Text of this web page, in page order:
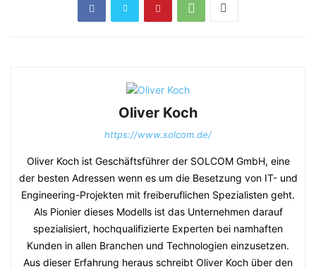
Oliver Koch
https://www.solcom.de/
Oliver Koch ist Geschäftsführer der SOLCOM GmbH, eine
der besten Adressen wenn es um die Besetzung von IT- und
Engineering-Projekten mit freiberuflichen Spezialisten geht.
Als Pionier dieses Modells ist das Unternehmen darauf
spezialisiert, hochqualifizierte Experten bei namhaften
Kunden in allen Branchen und Technologien einzusetzen.
Aus dieser Erfahrung heraus schreibt Oliver Koch über den